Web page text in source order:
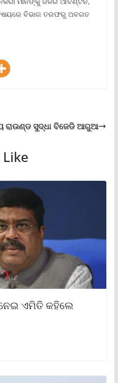
ବିଭାଗ ତରଫରୁ ଅବଗତ
ରାଉଣ୍ଡ ସୁଦ୍ଧା ବିଜେଡି ଆଗୁଆ
ଏମିତି କହିଲେ